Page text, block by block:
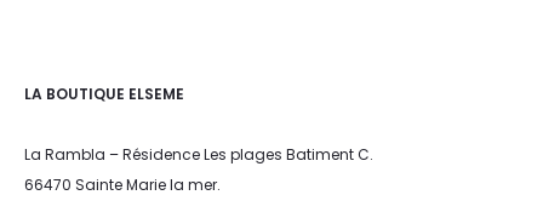
LA BOUTIQUE ELSEME
La Rambla – Résidence Les plages Batiment C.
66470 Sainte Marie la mer.